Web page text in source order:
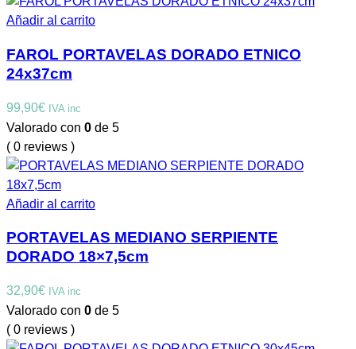
Añadir al carrito
FAROL PORTAVELAS DORADO ETNICO
24x37cm
99,90€ IVA inc
Valorado con 0 de 5
( 0 reviews )
Añadir al carrito
PORTAVELAS MEDIANO SERPIENTE
DORADO 18×7,5cm
32,90€ IVA inc
Valorado con 0 de 5
( 0 reviews )